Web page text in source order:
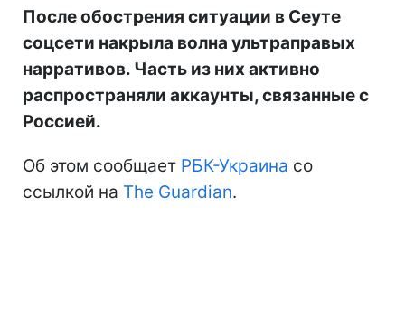
После обострения ситуации в Сеуте
соцсети накрыла волна ультраправых
нарративов. Часть из них активно
распространяли аккаунты, связанные с
Россией.
Об этом сообщает РБК-Украина со
ссылкой на The Guardian.